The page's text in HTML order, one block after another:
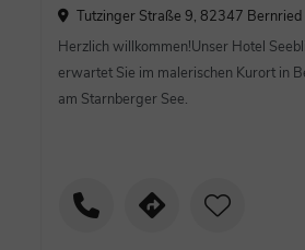
Tutzinger Straße 9, 82347 Bernried
Herzlich willkommen!Unser Hotel
erwartet Sie im malerischen Kurort in
am Starnberger See.